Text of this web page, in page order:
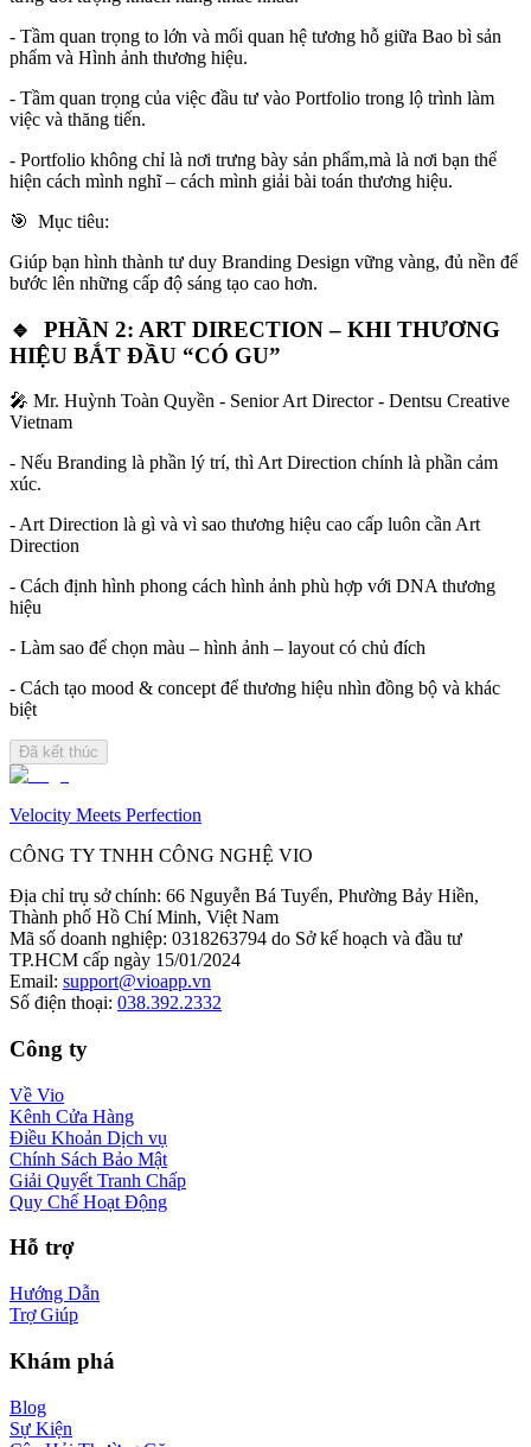
- Tầm quan trọng to lớn và mối quan hệ tương hỗ giữa Bao bì sản
phẩm và Hình ảnh thương hiệu.
- Tầm quan trọng của việc đầu tư vào Portfolio trong lộ trình làm
việc và thăng tiến.
- Portfolio không chỉ là nơi trưng bày sản phẩm,mà là nơi bạn thể
hiện cách mình nghĩ – cách mình giải bài toán thương hiệu.
🎯 Mục tiêu:
Giúp bạn hình thành tư duy Branding Design vững vàng, đủ nền để
bước lên những cấp độ sáng tạo cao hơn.
🔹 PHẦN 2: ART DIRECTION – KHI THƯƠNG
HIỆU BẮT ĐẦU “CÓ GU”
🎤 Mr. Huỳnh Toàn Quyền - Senior Art Director - Dentsu Creative
Vietnam
- Nếu Branding là phần lý trí, thì Art Direction chính là phần cảm
xúc.
- Art Direction là gì và vì sao thương hiệu cao cấp luôn cần Art
Direction
- Cách định hình phong cách hình ảnh phù hợp với DNA thương
hiệu
- Làm sao để chọn màu – hình ảnh – layout có chủ đích
- Cách tạo mood & concept để thương hiệu nhìn đồng bộ và khác
biệt
Đã kết thúc
Velocity Meets Perfection
CÔNG TY TNHH CÔNG NGHỆ VIO
Địa chỉ trụ sở chính: 66 Nguyễn Bá Tuyển, Phường Bảy Hiền,
Thành phố Hồ Chí Minh, Việt Nam
Mã số doanh nghiệp: 0318263794 do Sở kế hoạch và đầu tư
TP.HCM cấp ngày 15/01/2024
Email: support@vioapp.vn
Số điện thoại: 038.392.2332
Công ty
Về Vio
Kênh Cửa Hàng
Điều Khoản Dịch vụ
Chính Sách Bảo Mật
Giải Quyết Tranh Chấp
Quy Chế Hoạt Động
Hỗ trợ
Hướng Dẫn
Trợ Giúp
Khám phá
Blog
Sự Kiện